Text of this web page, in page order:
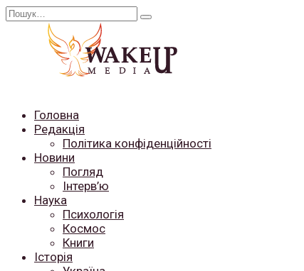
Перейти
Search
Головна
Редакція
Політика конфіденційності
Новини
Погляд
Інтерв’ю
Наука
Психологія
Космос
Книги
Історія